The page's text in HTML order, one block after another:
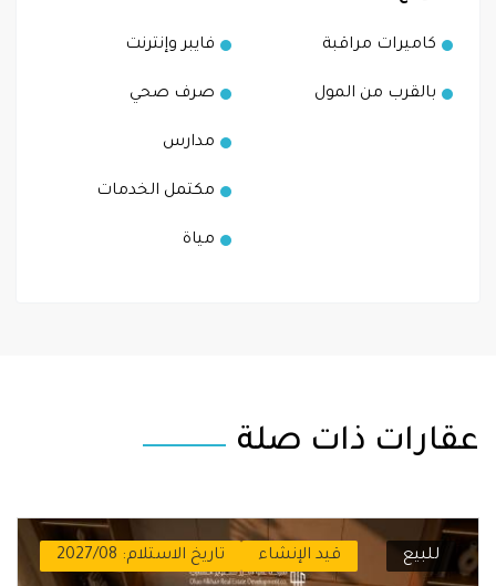
كاميرات مراقبة
بالقرب من المول
فايبر وإنترنت
صرف صحي
مدارس
مكتمل الخدمات
مياة
عقارات ذات صلة
للبيع قيد الإنشاء تاريخ الاستلام: 2027/08